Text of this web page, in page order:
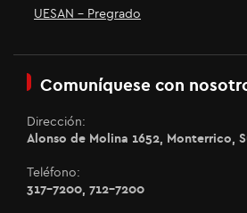
UESAN - Pregrado
Comuníquese con
Dirección:
Alonso de Molina 1652, Monterrico,
Teléfono:
317-7200, 712-7200